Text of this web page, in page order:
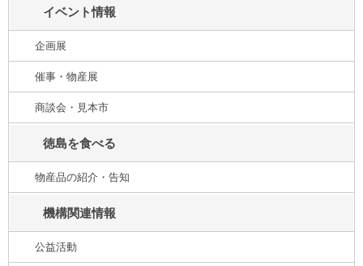
イベント情報
企画展
催事・物産展
商談会・見本市
徳島を食べる
物産品の紹介・告知
機構関連情報
公益活動